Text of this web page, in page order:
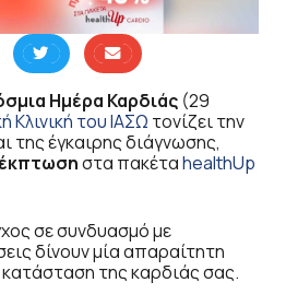
Ημέρα Καρδιάς (29
Κλινική του ΙΑΣΩ τονίζει την
της έγκαιρης διάγνωσης,
στα πακέταhealthUp
σε συνδυασμό με
δίνουν μία απαραίτητη
κατάσταση της καρδιάς σας.